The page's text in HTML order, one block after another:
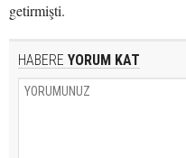
getirmişti.
HABERE YORUM KAT